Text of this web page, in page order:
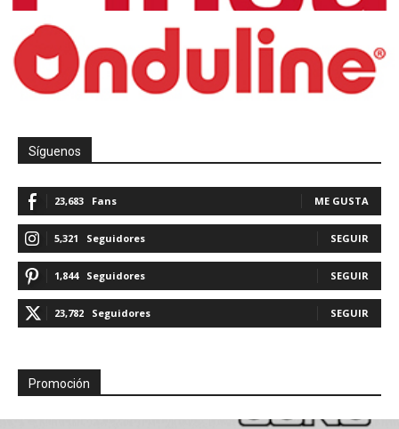
Síguenos
23,683 Fans ME GUSTA
5,321 Seguidores SEGUIR
1,844 Seguidores SEGUIR
23,782 Seguidores SEGUIR
Promoción